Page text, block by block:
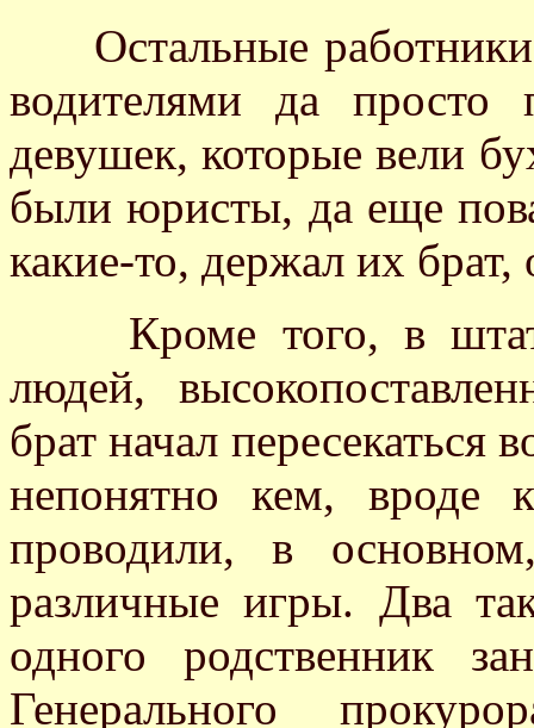
Остальные работники
водителями да просто
девушек, которые вели
были юристы, да еще
какие-то, держал их брат,
Кроме того, в
людей,
брат начал пересекаться
непонятно кем, вроде
проводили, в
различные игры. Два
одного родственник
Генерального